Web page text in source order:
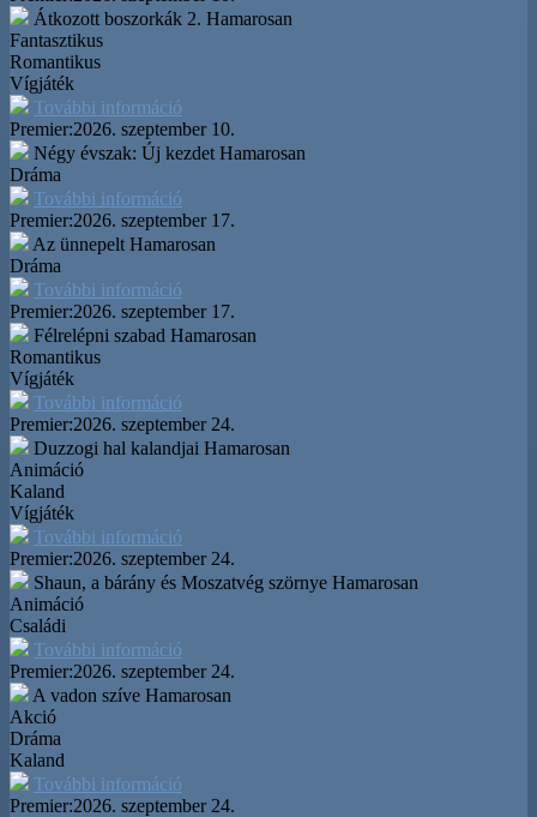
Átkozott boszorkák 2. Hamarosan
Fantasztikus
Romantikus
Vígjáték
További információ
Premier:2026. szeptember 10.
Négy évszak: Új kezdet Hamarosan
Dráma
További információ
Premier:2026. szeptember 17.
Az ünnepelt Hamarosan
Dráma
További információ
Premier:2026. szeptember 17.
Félrelépni szabad Hamarosan
Romantikus
Vígjáték
További információ
Premier:2026. szeptember 24.
Duzzogi hal kalandjai Hamarosan
Animáció
Kaland
Vígjáték
További információ
Premier:2026. szeptember 24.
Shaun, a bárány és Moszatvég szörnye Hamarosan
Animáció
Családi
További információ
Premier:2026. szeptember 24.
A vadon szíve Hamarosan
Akció
Dráma
Kaland
További információ
Premier:2026. szeptember 24.